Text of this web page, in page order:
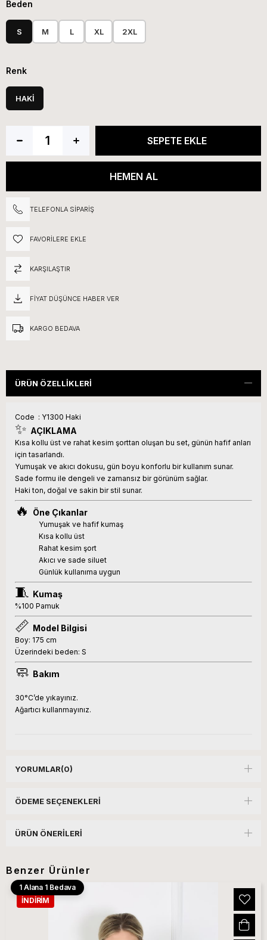
Beden
S M L XL 2XL
Renk
HAKİ
TELEFONLA SIPARIŞ
FAVORILERE EKLE
KARŞILAŞTIR
FIYAT DÜŞÜNCE HABER VER
KARGO BEDAVA
ÜRÜN ÖZELLIKLERI
Code : Y1300 Haki
✨ AÇIKLAMA
Kısa kollu üst ve rahat kesim şorttan oluşan bu set, günün hafif anları
için tasarlandı.
Yumuşak ve akıcı dokusu, gün boyu konforlu bir kullanım sunar.
Sade formu ile dengeli ve zamansız bir görünüm sağlar.
Haki ton, doğal ve sakin bir stil sunar.
🔥 Öne Çıkanlar
Yumuşak ve hafif kumaş
Kısa kollu üst
Rahat kesim şort
Akıcı ve sade siluet
Günlük kullanıma uygun
🧵 Kumaş
%100 Pamuk
📏 Model Bilgisi
Boy: 175 cm
Üzerindeki beden: S
🧼 Bakım
30°C’de yıkayınız.
Ağartıcı kullanmayınız.
YORUMLAR(0)
ÖDEME SEÇENEKLERI
ÜRÜN ÖNERILERI
Benzer Ürünler
1 Alana 1 Bedava
İNDIRIM